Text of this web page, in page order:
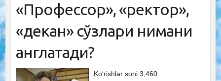
«Профессор», «ректор»,
«декан» сўзлари нимани
англатади?
Ko‘rishlar soni 3,460